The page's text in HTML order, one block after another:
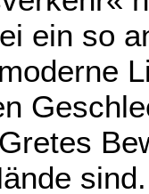
ein so